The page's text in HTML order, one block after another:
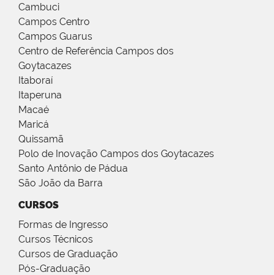
Cambuci
Campos Centro
Campos Guarus
Centro de Referência Campos dos
Goytacazes
Itaboraí
Itaperuna
Macaé
Maricá
Quissamã
Polo de Inovação Campos dos Goytacazes
Santo Antônio de Pádua
São João da Barra
CURSOS
Formas de Ingresso
Cursos Técnicos
Cursos de Graduação
Pós-Graduação